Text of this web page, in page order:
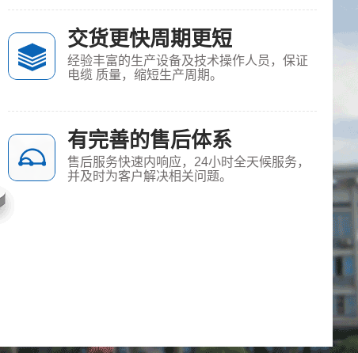
交货更快周期更短
经验丰富的生产设备及技术操作人员，保证
电缆 质量，缩短生产周期。
有完善的售后体系
售后服务快速内响应，24小时全天候服务，
并及时为客户解决相关问题。